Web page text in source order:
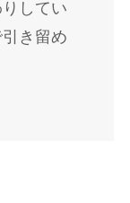
してい
き留め